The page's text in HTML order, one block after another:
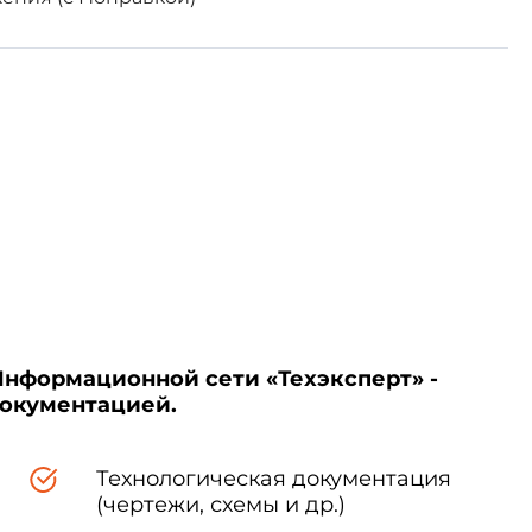
апреля 2019 г. N 130-ст
сети «Техэксперт» -
Технологическая документация
(чертежи, схемы и др.)